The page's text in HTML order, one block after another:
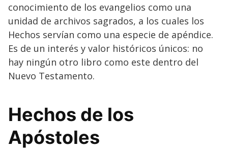
conocimiento de los evangelios como una
unidad de archivos sagrados, a los cuales los
Hechos servían como una especie de apéndice.
Es de un interés y valor históricos únicos: no
hay ningún otro libro como este dentro del
Nuevo Testamento.
Hechos de los
Apóstoles